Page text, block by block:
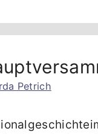
Petrich